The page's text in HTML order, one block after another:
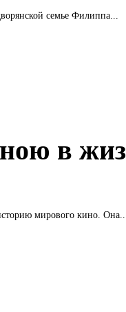
семье Филиппа...
в
мирового кино. Она...